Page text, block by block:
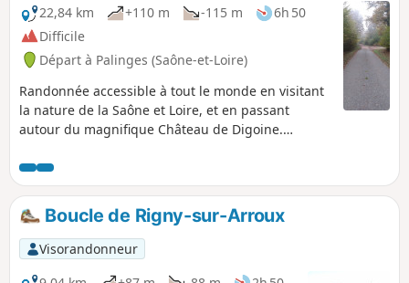
22,84 km
+110 m -115 m
6h 50
Difficile
Départ à Palinges (Saône-et-Loire)
Randonnée accessible à tout le monde en visitant
la nature de la Saône et Loire, et en passant
autour du magnifique Château de Digoine.
d'eau local.
Boucle de Rigny-sur-Arroux
Visorandonneur